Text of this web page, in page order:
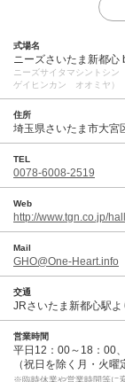
式場名
ニーズさいたま新都心
ニーズサイタマシントシ
ゲイヒンカン オオミヤ）
住所
埼玉県さいたま市大宮
TEL
0078-6008-2519
Web
http://www.tgn.co.jp/
Mail
GHO@One-Heart.info
交通
JRさいたま新都心駅よ
営業時間
平日12：00～18：00
（祝日を除く月・火曜
※臨時休業や営業時間等に